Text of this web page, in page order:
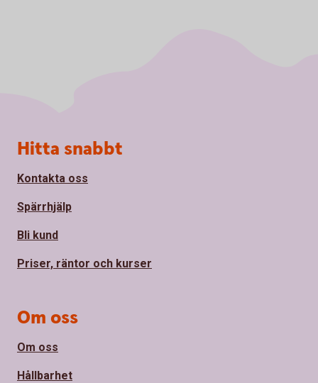
Sidfot
Hitta snabbt
Kontakta oss
Spärrhjälp
Bli kund
Priser, räntor och kurser
Om oss
Om oss
Hållbarhet